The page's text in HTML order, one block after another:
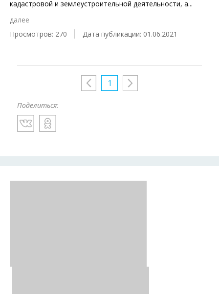
кадастровой и землеустроительной деятельности, а...
далее
Просмотров: 270
Дата публикации: 01.06.2021
1
Поделиться: